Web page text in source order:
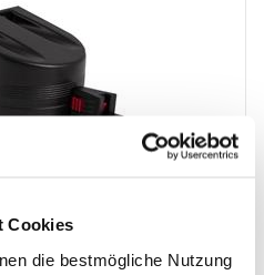
Cookies
die bestmögliche Nutzung